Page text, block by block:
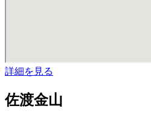
詳細を見る
佐渡金山